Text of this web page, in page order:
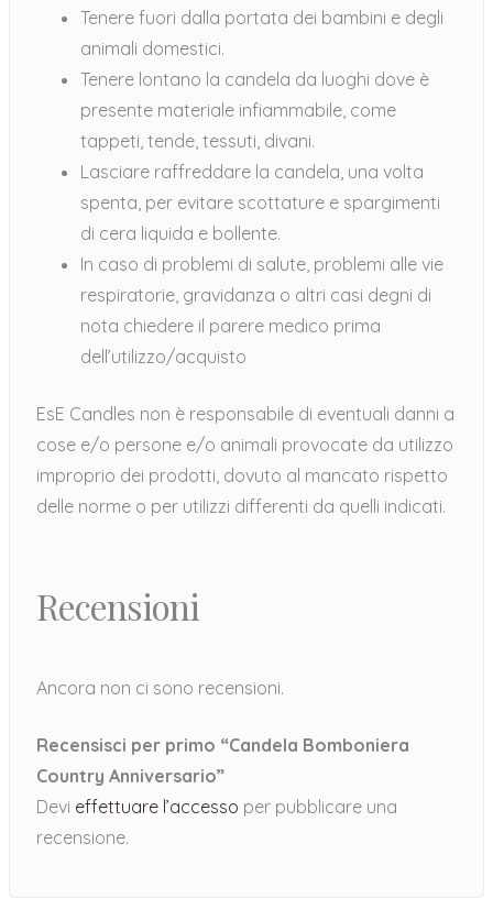
Tenere fuori dalla portata dei bambini e degli
animali domestici.
Tenere lontano la candela da luoghi dove è
presente materiale infiammabile, come
tappeti, tende, tessuti, divani.
Lasciare raffreddare la candela, una volta
spenta, per evitare scottature e spargimenti
di cera liquida e bollente.
In caso di problemi di salute, problemi alle vie
respiratorie, gravidanza o altri casi degni di
nota chiedere il parere medico prima
dell’utilizzo/acquisto
EsE Candles non è responsabile di eventuali danni a
cose e/o persone e/o animali provocate da utilizzo
improprio dei prodotti, dovuto al mancato rispetto
delle norme o per utilizzi differenti da quelli indicati.
Recensioni
Ancora non ci sono recensioni.
Recensisci per primo “Candela Bomboniera
Country Anniversario”
Devi effettuare l’accesso per pubblicare una
recensione.